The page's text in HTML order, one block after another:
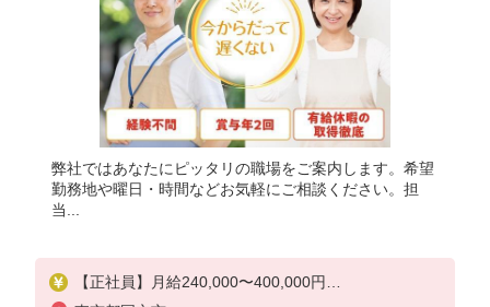
弊社ではあなたにピッタリの職場をご案内します。希望
勤務地や曜日・時間などお気軽にご相談ください。担
当...
【正社員】月給240,000〜400,000円
・基本給：200,000円〜220,000円